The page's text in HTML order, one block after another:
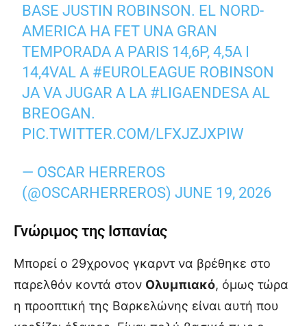
BASE JUSTIN ROBINSON. EL NORD-
AMERICA HA FET UNA GRAN
TEMPORADA A PARIS 14,6P, 4,5A I
14,4VAL A #EUROLEAGUE ROBINSON
JA VA JUGAR A LA #LIGAENDESA AL
BREOGAN.
PIC.TWITTER.COM/LFXJZJXPIW
— OSCAR HERREROS
(@OSCARHERREROS)JUNE 19, 2026
Γνώριμος της Ισπανίας
Μπορεί ο 29χρονος γκαρντ να βρέθηκε στο
παρελθόν κοντά στον Ολυμπιακό, όμως τώρα
η προοπτική της Βαρκελώνης είναι αυτή που